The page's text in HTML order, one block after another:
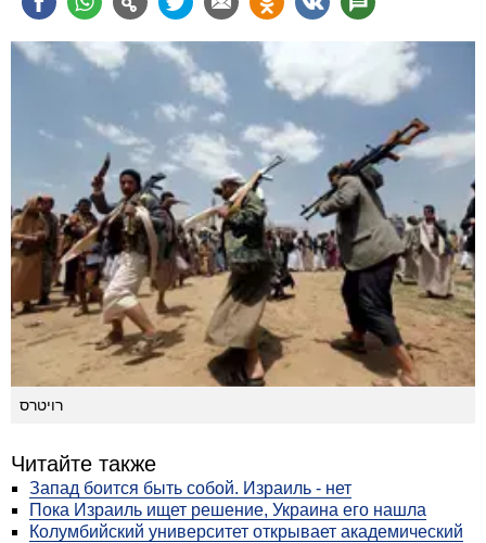
רויטרס
Читайте также
Запад боится быть собой. Израиль - нет
Пока Израиль ищет решение, Украина его нашла
Колумбийский университет открывает академический